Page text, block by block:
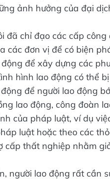
ảnh hưởng của đại
đã chỉ đạo các cấp
các đơn vị để có biện
để xây dựng các
hình lao động có thể
để người lao động
lao động, công đoàn
của pháp luật, ví dụ
luật hoặc theo các
thất nghiệp nhằm